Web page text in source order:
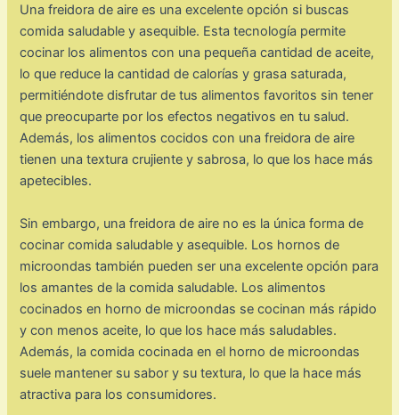
Una freidora de aire es una excelente opción si buscas
comida saludable y asequible. Esta tecnología permite
cocinar los alimentos con una pequeña cantidad de aceite,
lo que reduce la cantidad de calorías y grasa saturada,
permitiéndote disfrutar de tus alimentos favoritos sin tener
que preocuparte por los efectos negativos en tu salud.
Además, los alimentos cocidos con una freidora de aire
tienen una textura crujiente y sabrosa, lo que los hace más
apetecibles.
Sin embargo, una freidora de aire no es la única forma de
cocinar comida saludable y asequible. Los hornos de
microondas también pueden ser una excelente opción para
los amantes de la comida saludable. Los alimentos
cocinados en horno de microondas se cocinan más rápido
y con menos aceite, lo que los hace más saludables.
Además, la comida cocinada en el horno de microondas
suele mantener su sabor y su textura, lo que la hace más
atractiva para los consumidores.